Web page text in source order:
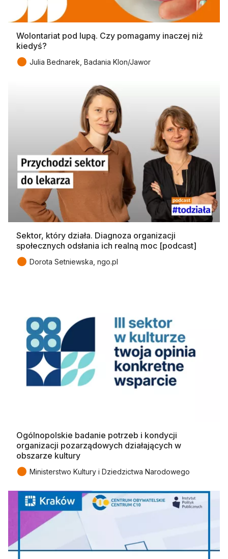
Wolontariat pod lupą. Czy pomagamy inaczej niż
kiedyś?
● Julia Bednarek, Badania Klon/Jawor
Sektor, który działa. Diagnoza organizacji
społecznych odsłania ich realną moc [podcast]
● Dorota Setniewska, ngo.pl
Ogólnopolskie badanie potrzeb i kondycji
organizacji pozarządowych działających w
obszarze kultury
● Ministerstwo Kultury i Dziedzictwa Narodowego